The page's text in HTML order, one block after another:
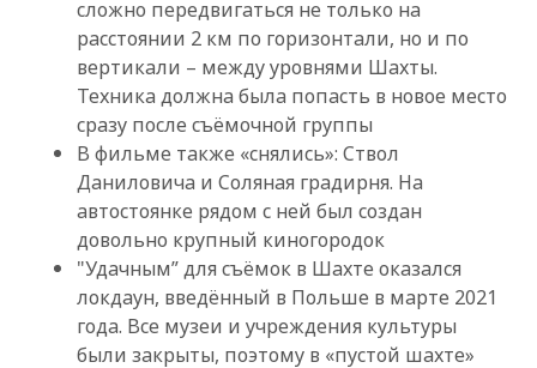
сложно передвигаться не только на
расстоянии 2 км по горизонтали, но и по
вертикали – между уровнями Шахты.
Техника должна была попасть в новое место
сразу после съёмочной группы
В фильме также «снялись»: Ствол
Даниловича и Соляная градирня. На
автостоянке рядом с ней был создан
довольно крупный киногородок
"Удачным” для съёмок в Шахте оказался
локдаун, введённый в Польше в марте 2021
года. Все музеи и учреждения культуры
были закрыты, поэтому в «пустой шахте»